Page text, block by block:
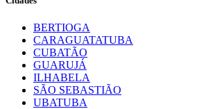
BERTIOGA
CARAGUATATUBA
CUBATÃO
GUARUJÁ
ILHABELA
SÃO SEBASTIÃO
UBATUBA